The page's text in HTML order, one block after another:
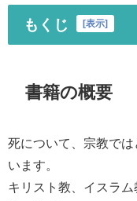
もくじ 表示
書籍の概要
死について、宗教で
います。
キリスト教、イスラ